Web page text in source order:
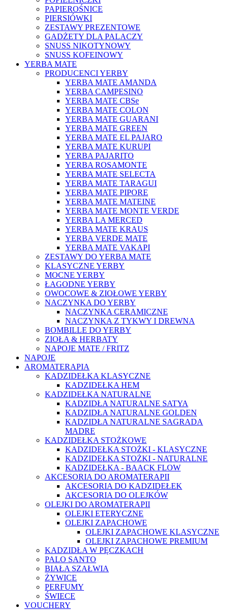
PAPIEROŚNICE
PIERSIÓWKI
ZESTAWY PREZENTOWE
GADŻETY DLA PALACZY
SNUSS NIKOTYNOWY
SNUSS KOFEINOWY
YERBA MATE
PRODUCENCI YERBY
YERBA MATE AMANDA
YERBA CAMPESINO
YERBA MATE CBSe
YERBA MATE COLON
YERBA MATE GUARANI
YERBA MATE GREEN
YERBA MATE EL PAJARO
YERBA MATE KURUPI
YERBA PAJARITO
YERBA ROSAMONTE
YERBA MATE SELECTA
YERBA MATE TARAGUI
YERBA MATE PIPORE
YERBA MATE MATEINE
YERBA MATE MONTE VERDE
YERBA LA MERCED
YERBA MATE KRAUS
YERBA VERDE MATE
YERBA MATE VAKAPI
ZESTAWY DO YERBA MATE
KLASYCZNE YERBY
MOCNE YERBY
ŁAGODNE YERBY
OWOCOWE & ZIOŁOWE YERBY
NACZYNKA DO YERBY
NACZYNKA CERAMICZNE
NACZYNKA Z TYKWY I DREWNA
BOMBILLE DO YERBY
ZIOŁA & HERBATY
NAPOJE MATE / FRITZ
NAPOJE
AROMATERAPIA
KADZIDEŁKA KLASYCZNE
KADZIDEŁKA HEM
KADZIDEŁKA NATURALNE
KADZIDŁA NATURALNE SATYA
KADZIDŁA NATURALNE GOLDEN
KADZIDŁA NATURALNE SAGRADA
MADRE
KADZIDEŁKA STOŻKOWE
KADZIDEŁKA STOŻKI - KLASYCZNE
KADZIDEŁKA STOŻKI - NATURALNE
KADZIDEŁKA - BAACK FLOW
AKCESORIA DO AROMATERAPII
AKCESORIA DO KADZIDEŁEK
AKCESORIA DO OLEJKÓW
OLEJKI DO AROMATERAPII
OLEJKI ETERYCZNE
OLEJKI ZAPACHOWE
OLEJKI ZAPACHOWE KLASYCZNE
OLEJKI ZAPACHOWE PREMIUM
KADZIDŁA W PĘCZKACH
PALO SANTO
BIAŁA SZAŁWIA
ŻYWICE
PERFUMY
ŚWIECE
VOUCHERY